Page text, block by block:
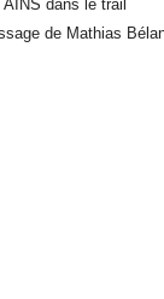
dans le trail
de Mathias